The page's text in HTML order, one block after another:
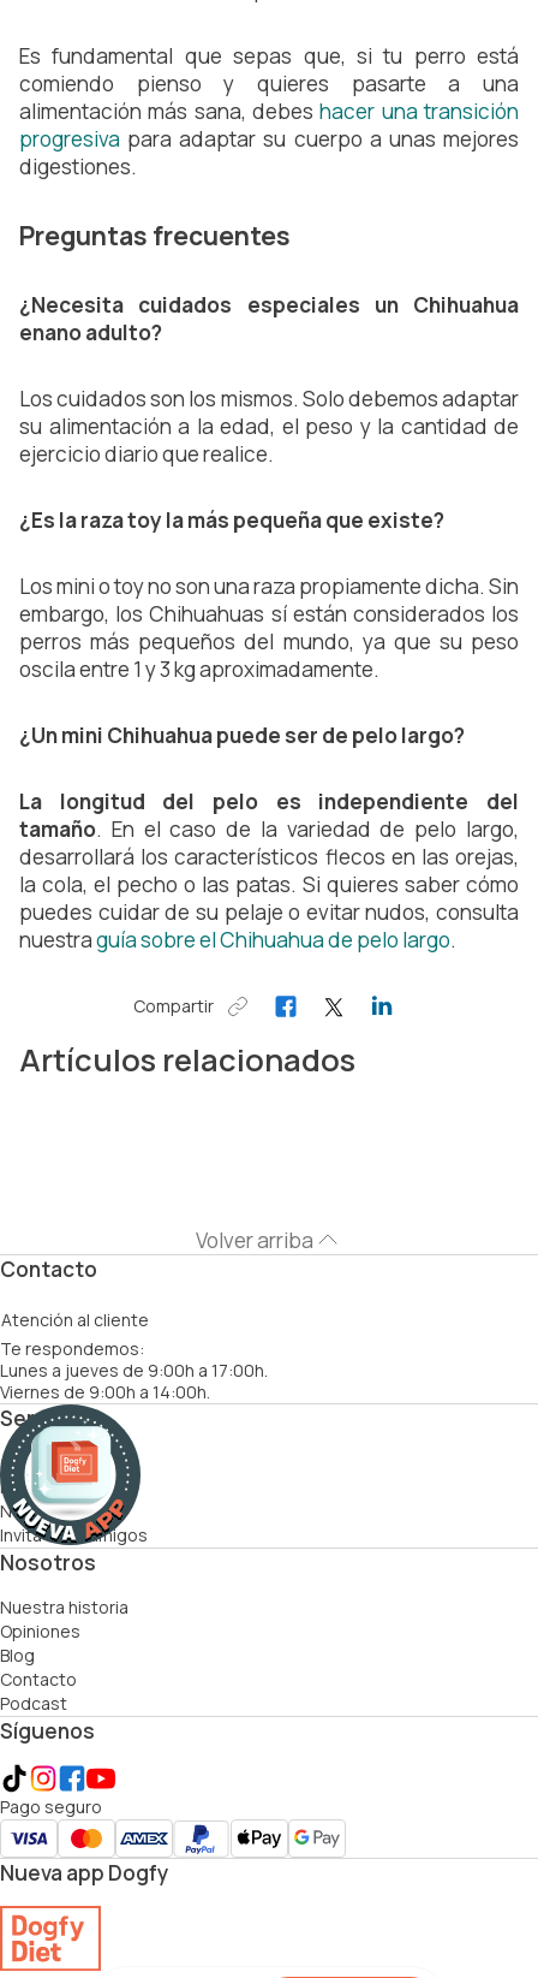
Es fundamental que sepas que, si tu perro está
comiendo pienso y quieres pasarte a una
alimentación más sana, debeshacer una transición
progresiva para adaptar su cuerpo a unas mejores
digestiones.
Preguntas frecuentes
¿Necesita cuidados especiales un Chihuahua
enano adulto?
Los cuidados son los mismos. Solo debemos adaptar
su alimentación a la edad, el peso y la cantidad de
ejercicio diario que realice.
¿Es la raza toy la más pequeña que existe?
Los mini o toy no son una raza propiamente dicha. Sin
embargo, los Chihuahuas sí están considerados los
perros más pequeños del mundo, ya que su peso
oscila entre 1 y 3 kg aproximadamente.
¿Un mini Chihuahua puede ser de pelo largo?
La longitud del pelo es independiente del
tamaño. En el caso de la variedad de pelo largo,
desarrollará los característicos flecos en las orejas,
la cola, el pecho o las patas. Si quieres saber cómo
puedes cuidar de su pelaje o evitar nudos, consulta
nuestraguía sobre el Chihuahua de pelo largo.
Compartir
Artículos relacionados
Volver arriba
Contacto
Atención al cliente
Te respondemos:
Lunes a jueves de 9:00h a 17:00h.
Viernes de 9:00h a 14:00h.
Servicios
Cómo funciona
Recetas
Nutricionistas
Invita a tus amigos
Nosotros
Nuestra historia
Opiniones
Blog
Contacto
Podcast
Síguenos
Pago seguro
Nueva app Dogfy